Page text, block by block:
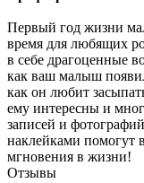
Первый год жизни
время для любящих
в себе драгоценные
как ваш малыш
как он любит
ему интересны и
записей и
наклейками помогут
мгновения в жизни!
Отзывы